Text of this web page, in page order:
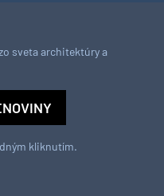
sveta architektúry a
kliknutím.